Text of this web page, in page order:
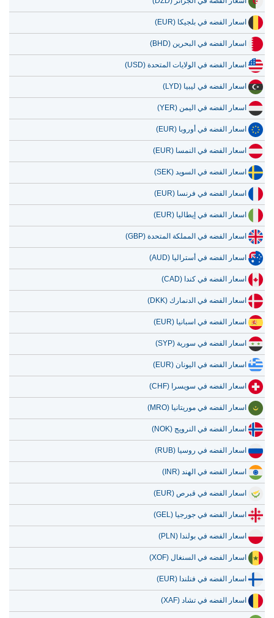
اسعار الفضه في بلجيكا (EUR)
اسعار الفضه في البحرين (BHD)
اسعار الفضه في الولايات المتحدة (USD)
اسعار الفضه في ليبيا (LYD)
اسعار الفضه في اليمن (YER)
اسعار الفضه في أوروبا (EUR)
اسعار الفضه في النمسا (EUR)
اسعار الفضه في السويد (SEK)
اسعار الفضه في فرنسا (EUR)
اسعار الفضه في إيطاليا (EUR)
اسعار الفضه في المملكة المتحدة (GBP)
اسعار الفضه في أستراليا (AUD)
اسعار الفضه في كندا (CAD)
اسعار الفضه في الدنمارك (DKK)
اسعار الفضه في اسبانيا (EUR)
اسعار الفضه في سورية (SYP)
اسعار الفضه في اليونان (EUR)
اسعار الفضه في سويسرا (CHF)
اسعار الفضه في موريتانيا (MRO)
اسعار الفضه في النرويج (NOK)
اسعار الفضه في روسيا (RUB)
اسعار الفضه في الهند (INR)
اسعار الفضه في قبرص (EUR)
اسعار الفضه في جورجيا (GEL)
اسعار الفضه في بولندا (PLN)
اسعار الفضه في السنغال (XOF)
اسعار الفضه في فنلندا (EUR)
اسعار الفضه في تشاد (XAF)